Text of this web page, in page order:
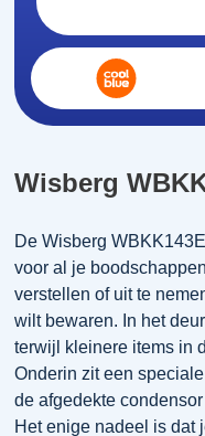
Wisberg
De Wisberg
voor al je
verstellen of uit te
wilt bewaren. In het
terwijl kleinere items in
Onderin zit een
de afgedekte
Het enige nadeel is dat